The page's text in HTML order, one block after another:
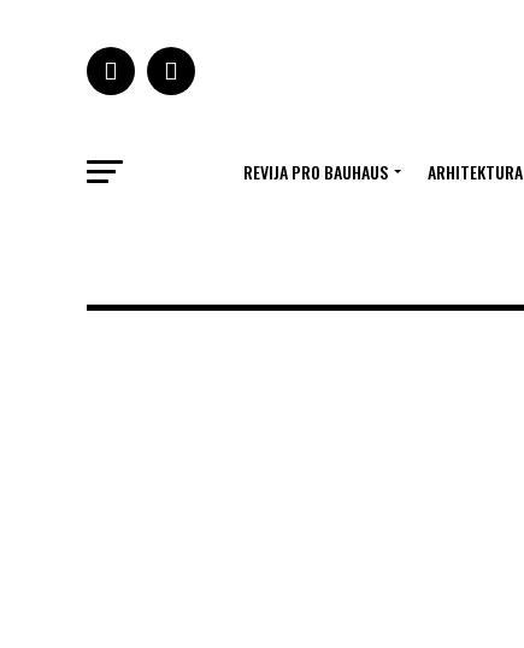
REVIJA PRO BAUHAUS ARHITEKTURA